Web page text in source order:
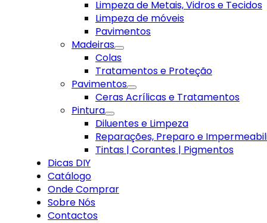
Limpeza de Metais, Vidros e Tecidos
Limpeza de móveis
Pavimentos
Madeiras
Colas
Tratamentos e Proteção
Pavimentos
Ceras Acrílicas e Tratamentos
Pintura
Diluentes e Limpeza
Reparações, Preparo e
Tintas | Corantes | Pigmentos
Dicas DIY
Catálogo
Onde Comprar
Sobre Nós
Contactos